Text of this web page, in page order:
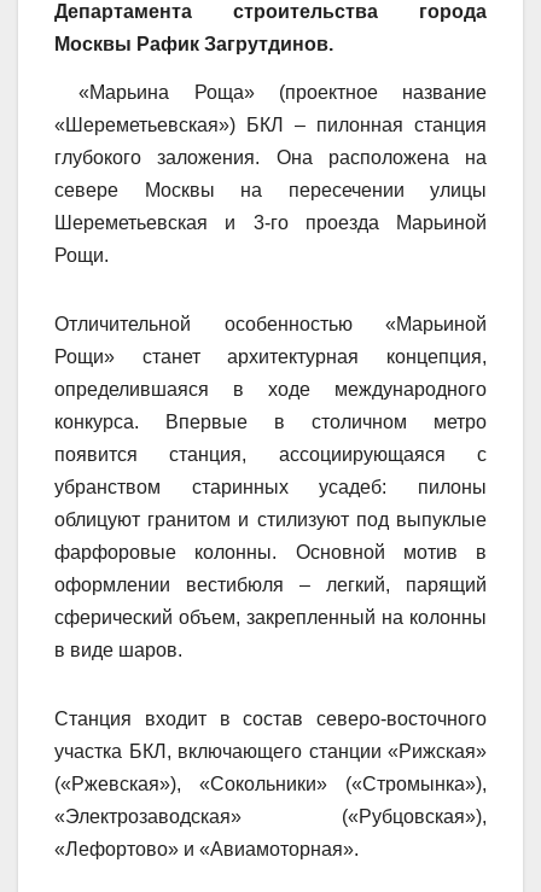
Департамента строительства города
Москвы Рафик Загрутдинов.
«Марьина Роща» (проектное название
«Шереметьевская») БКЛ – пилонная станция
глубокого заложения. Она расположена на
севере Москвы на пересечении улицы
Шереметьевская и 3-го проезда Марьиной
Рощи.
Отличительной особенностью «Марьиной
Рощи» станет архитектурная концепция,
определившаяся в ходе международного
конкурса. Впервые в столичном метро
появится станция, ассоциирующаяся с
убранством старинных усадеб: пилоны
облицуют гранитом и стилизуют под выпуклые
фарфоровые колонны. Основной мотив в
оформлении вестибюля – легкий, парящий
сферический объем, закрепленный на колонны
в виде шаров.
Станция входит в состав северо-восточного
участка БКЛ, включающего станции «Рижская»
(«Ржевская»), «Сокольники» («Стромынка»),
«Электрозаводская» («Рубцовская»),
«Лефортово» и «Авиамоторная».